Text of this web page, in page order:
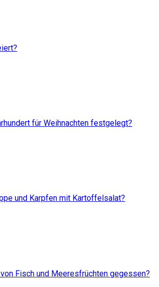
für Weihnachten festgelegt?
und Karpfen mit Kartoffelsalat?
Fisch und Meeresfrüchten gegessen?